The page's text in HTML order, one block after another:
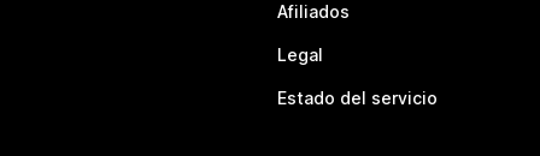
Afiliados
Legal
Estado del servicio